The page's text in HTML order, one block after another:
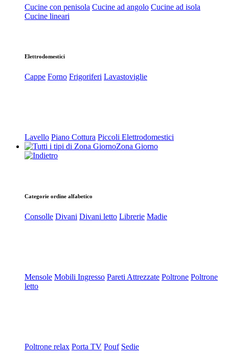
Cucine con penisola Cucine ad angolo Cucine ad isola
Cucine lineari
Elettrodomestici
Cappe Forno Frigoriferi Lavastoviglie
Lavello Piano Cottura Piccoli Elettrodomestici
Zona Giorno
Categorie ordine alfabetico
Consolle Divani Divani letto Librerie Madie
Mensole Mobili Ingresso Pareti Attrezzate Poltrone Poltrone
letto
Poltrone relax Porta TV Pouf Sedie